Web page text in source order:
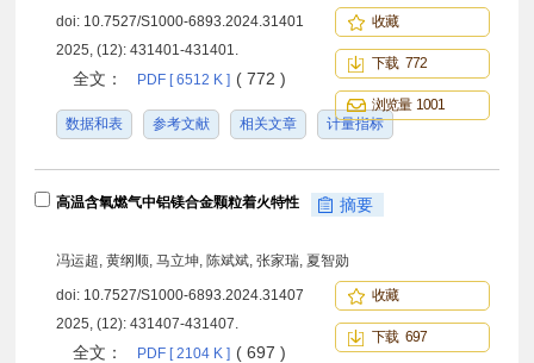
doi: 10.7527/S1000-6893.2024.31401
2025, (12): 431401-431401.
全文： PDF [ 6512 K ] ( 772 )
数据和表 参考文献 相关文章 计量指标
收藏
下载 772
浏览量 1001
高温含氧燃气中铝镁合金颗粒着火特性 摘要
冯运超, 黄纲顺, 马立坤, 陈斌斌, 张家瑞, 夏智勋
doi: 10.7527/S1000-6893.2024.31407
2025, (12): 431407-431407.
全文： PDF [ 2104 K ] ( 697 )
收藏
下载 697